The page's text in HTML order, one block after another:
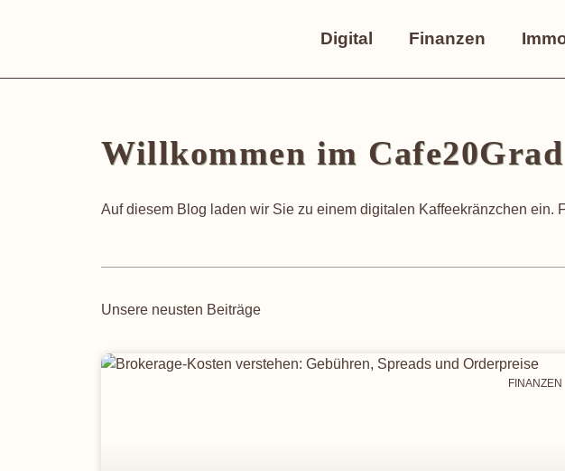
Digital Finanzen
Willkommen im Cafe20Grad
Auf diesem Blog laden wir Sie zu einem digitalen Kaffeekränzchen
Unsere neusten Beiträge
FINANZEN